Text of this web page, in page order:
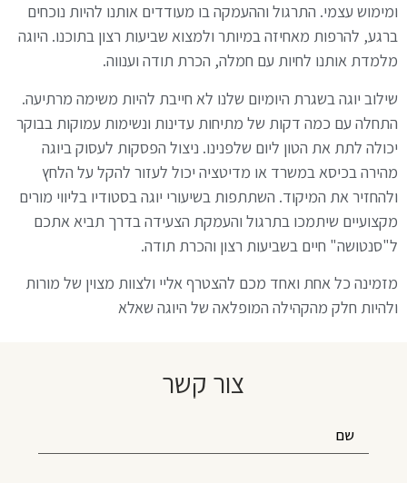
ומימוש עצמי. התרגול וההעמקה בו מעודדים אותנו להיות נוכחים
ברגע, להרפות מאחיזה במיותר ולמצוא שביעות רצון בתוכנו. היוגה
מלמדת אותנו לחיות עם חמלה, הכרת תודה וענווה.
שילוב יוגה בשגרת היומיום שלנו לא חייבת להיות משימה מרתיעה.
התחלה עם כמה דקות של מתיחות עדינות ונשימות עמוקות בבוקר
יכולה לתת את הטון ליום שלפנינו. ניצול הפסקות לעסוק ביוגה
מהירה בכיסא במשרד או מדיטציה יכול לעזור להקל על הלחץ
ולהחזיר את המיקוד. השתתפות בשיעורי יוגה בסטודיו בליווי מורים
מקצועיים שיתמכו בתרגול והעמקת הצעידה בדרך תביא אתכם
ל"סנטושה" חיים בשביעות רצון והכרת תודה.
מזמינה כל אחת ואחד מכם להצטרף אליי ולצוות מצוין של מורות
ולהיות חלק מהקהילה המופלאה של היוגה שאלא
צור קשר